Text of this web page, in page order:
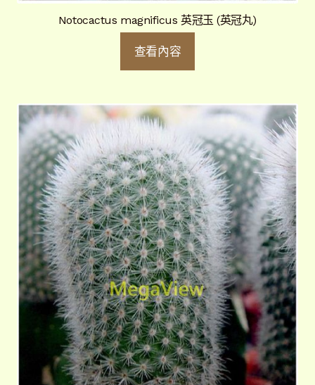
Notocactus magnificus 英冠玉 (英冠丸)
查看內容